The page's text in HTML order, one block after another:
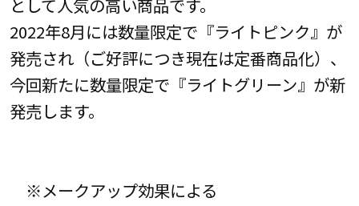
2022年8月には数量限定で『ライトピンク』が
発売され（ご好評につき現在は定番商品化）、
今回新たに数量限定で『ライトグリーン』が新
発売します。
※メークアップ効果による